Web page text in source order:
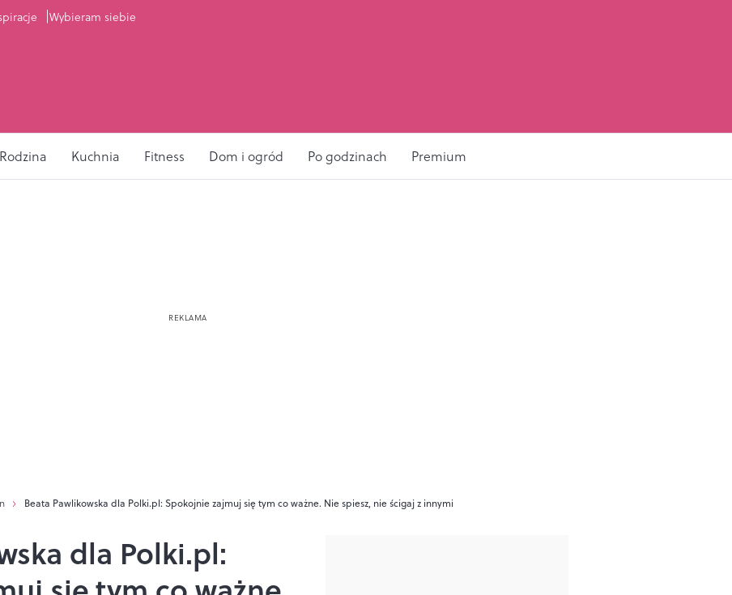
Wybieram siebie
Rodzina Kuchnia Fitness Dom i ogród Po godzinach Premium
Beata Pawlikowska dla Polki.pl: Spokojnie zajmuj się tym co ważne. Nie spiesz, nie ścigaj z innymi
dla Polki.pl: